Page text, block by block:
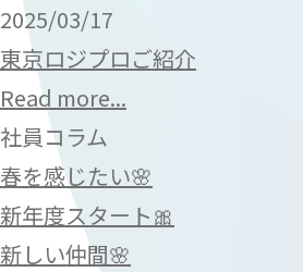
2025/03/17
東京ロジプロご紹介
Read more...
社員コラム
春を感じたい🌸
新年度スタート🎀
新しい仲間🌸